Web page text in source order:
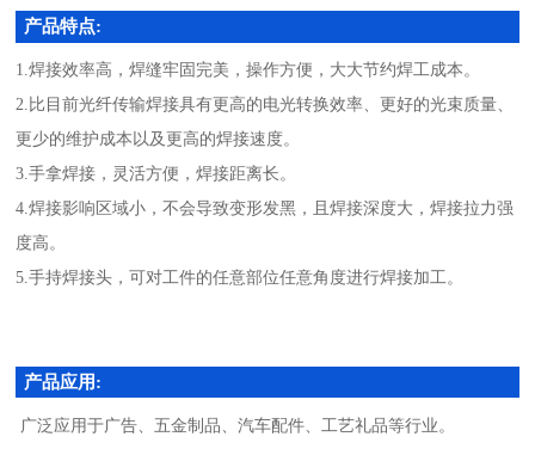
产品特点:
1.焊接效率高，焊缝牢固完美，操作方便，大大节约焊工成本。
2. 比目前光纤传输焊接具有更高的电光转换效率、更好的光束质量、
更少的维护成本以及更高的焊接速度。
3.手拿焊接，灵活方便，焊接距离长。
4.焊接影响区域小，不会导致变形发黑，且焊接深度大，焊接拉力强
度高。
5.手持焊接头，可对工件的任意部位任意角度进行焊接加工。
产品应用:
广泛应用于广告、五金制品、汽车配件、工艺礼品等行业。